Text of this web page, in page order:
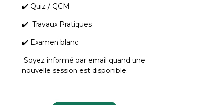
✔️ Quiz / QCM
✔️ Travaux Pratiques
✔️ Examen blanc
Soyez informé par email quand une
nouvelle session est disponible.